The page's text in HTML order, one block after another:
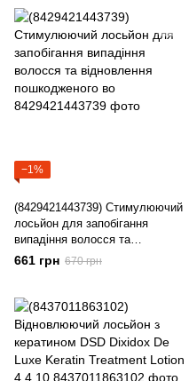
−1%
(8429421443739) Стимулюючий
лосьйон для запобігання
випадіння волосся та
відновлення пошкодженого во
661 грн 670 грн